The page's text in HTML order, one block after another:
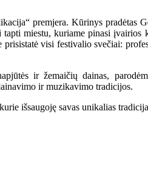
premjera. Kūrinys pradėtas
miestu, kuriame pinasi įvairios
visi festivalio svečiai:
ir žemaičių dainas,
ir muzikavimo tradicijos.
išsaugoję savas unikalias